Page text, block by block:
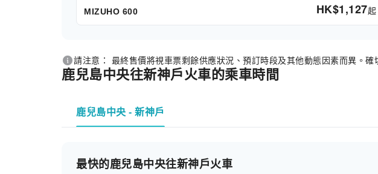
MIZUHO 600 HK$1,127起
請注意： 最終售價將視車票剩餘供應狀況、預訂時段及其他動態因素而異。確
鹿兒島中央往新神戶火車的乘車時間
鹿兒島中央 - 新神戶
最快的鹿兒島中央往新神戶火車